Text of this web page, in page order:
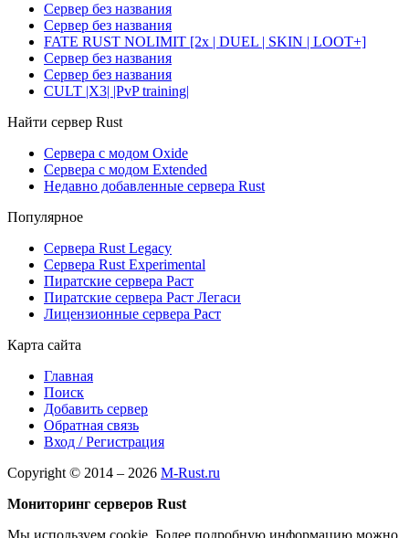
Сервер без названия
Сервер без названия
FATE RUST NOLIMIT [2x | DUEL | SKIN | LOOT+]
Сервер без названия
Сервер без названия
CULT |X3| |PvP training|
Найти сервер Rust
Сервера с модом Oxide
Сервера с модом Extended
Недавно добавленные сервера Rust
Популярное
Сервера Rust Legacy
Сервера Rust Experimental
Пиратские сервера Раст
Пиратские сервера Раст Легаси
Лицензионные сервера Раст
Карта сайта
Главная
Поиск
Добавить сервер
Обратная связь
Вход / Регистрация
Copyright © 2014 – 2026 M-Rust.ru
Мониторинг серверов Rust
Мы используем cookie. Более подробную информацию можно